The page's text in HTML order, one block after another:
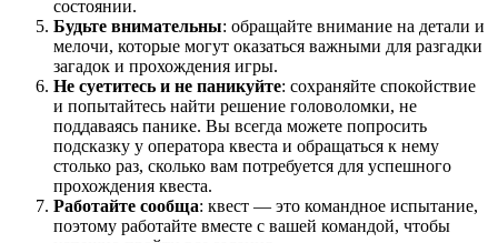
состоянии.
Будьте внимательны: обращайте внимание на детали и
мелочи, которые могут оказаться важными для разгадки
загадок и прохождения игры.
Не суетитесь и не паникуйте: сохраняйте спокойствие
и попытайтесь найти решение головоломки, не
поддаваясь панике. Вы всегда можете попросить
подсказку у оператора квеста и обращаться к нему
столько раз, сколько вам потребуется для успешного
прохождения квеста.
Работайте сообща: квест — это командное испытание,
поэтому работайте вместе с вашей командой, чтобы